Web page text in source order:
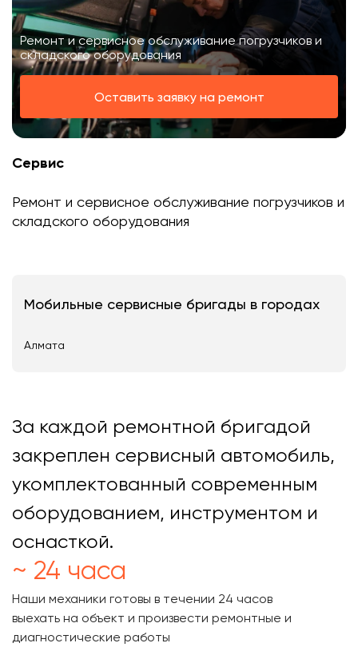
Ремонт и сервисное обслуживание погрузчиков и
складского оборудования
Оставить заявку на ремонт
Сервис
Ремонт и сервисное обслуживание погрузчиков и
складского оборудования
Мобильные сервисные бригады в городах
Алмата
За каждой ремонтной бригадой
закреплен сервисный автомобиль,
укомплектованный современным
оборудованием, инструментом и
оснасткой.
~ 24 часа
Наши механики готовы в течении 24 часов
выехать на объект и произвести ремонтные и
диагностические работы